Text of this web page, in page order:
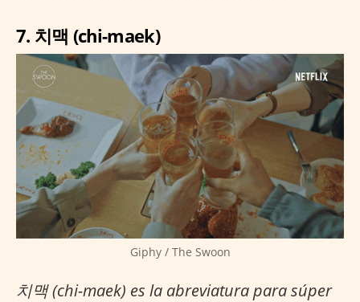
7. 치맥 (chi-maek)
Giphy / The Swoon
치맥 (chi-maek) es la abreviatura para súper